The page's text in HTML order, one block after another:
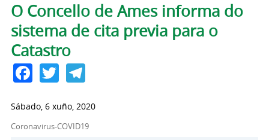
Pestanas principais
O Concello de Ames informa do
sistema de cita previa para o
Catastro
Facebook
TwitterTelegram
Sábado, 6 xuño, 2020
Coronavirus-COVID19